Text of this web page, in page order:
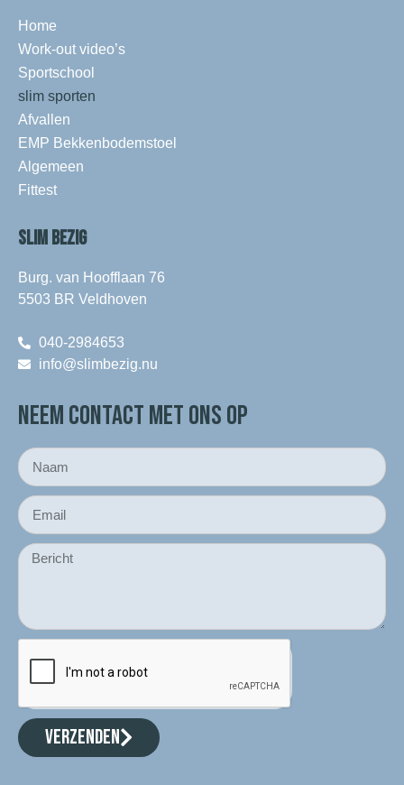
Home
Work-out video’s
Sportschool
slim sporten
Afvallen
EMP Bekkenbodemstoel
Algemeen
Fittest
SLIM BEZIG
Burg. van Hoofflaan 76
5503 BR Veldhoven
040-2984653
info@slimbezig.nu
NEEM CONTACT MET ONS OP
VERZENDEN